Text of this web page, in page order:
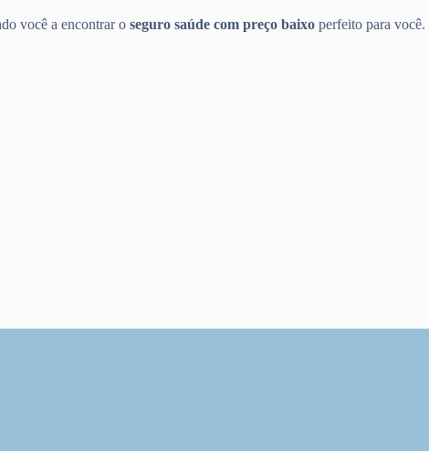
você a encontrar o seguro saúde com preço baixo perfeito para você.